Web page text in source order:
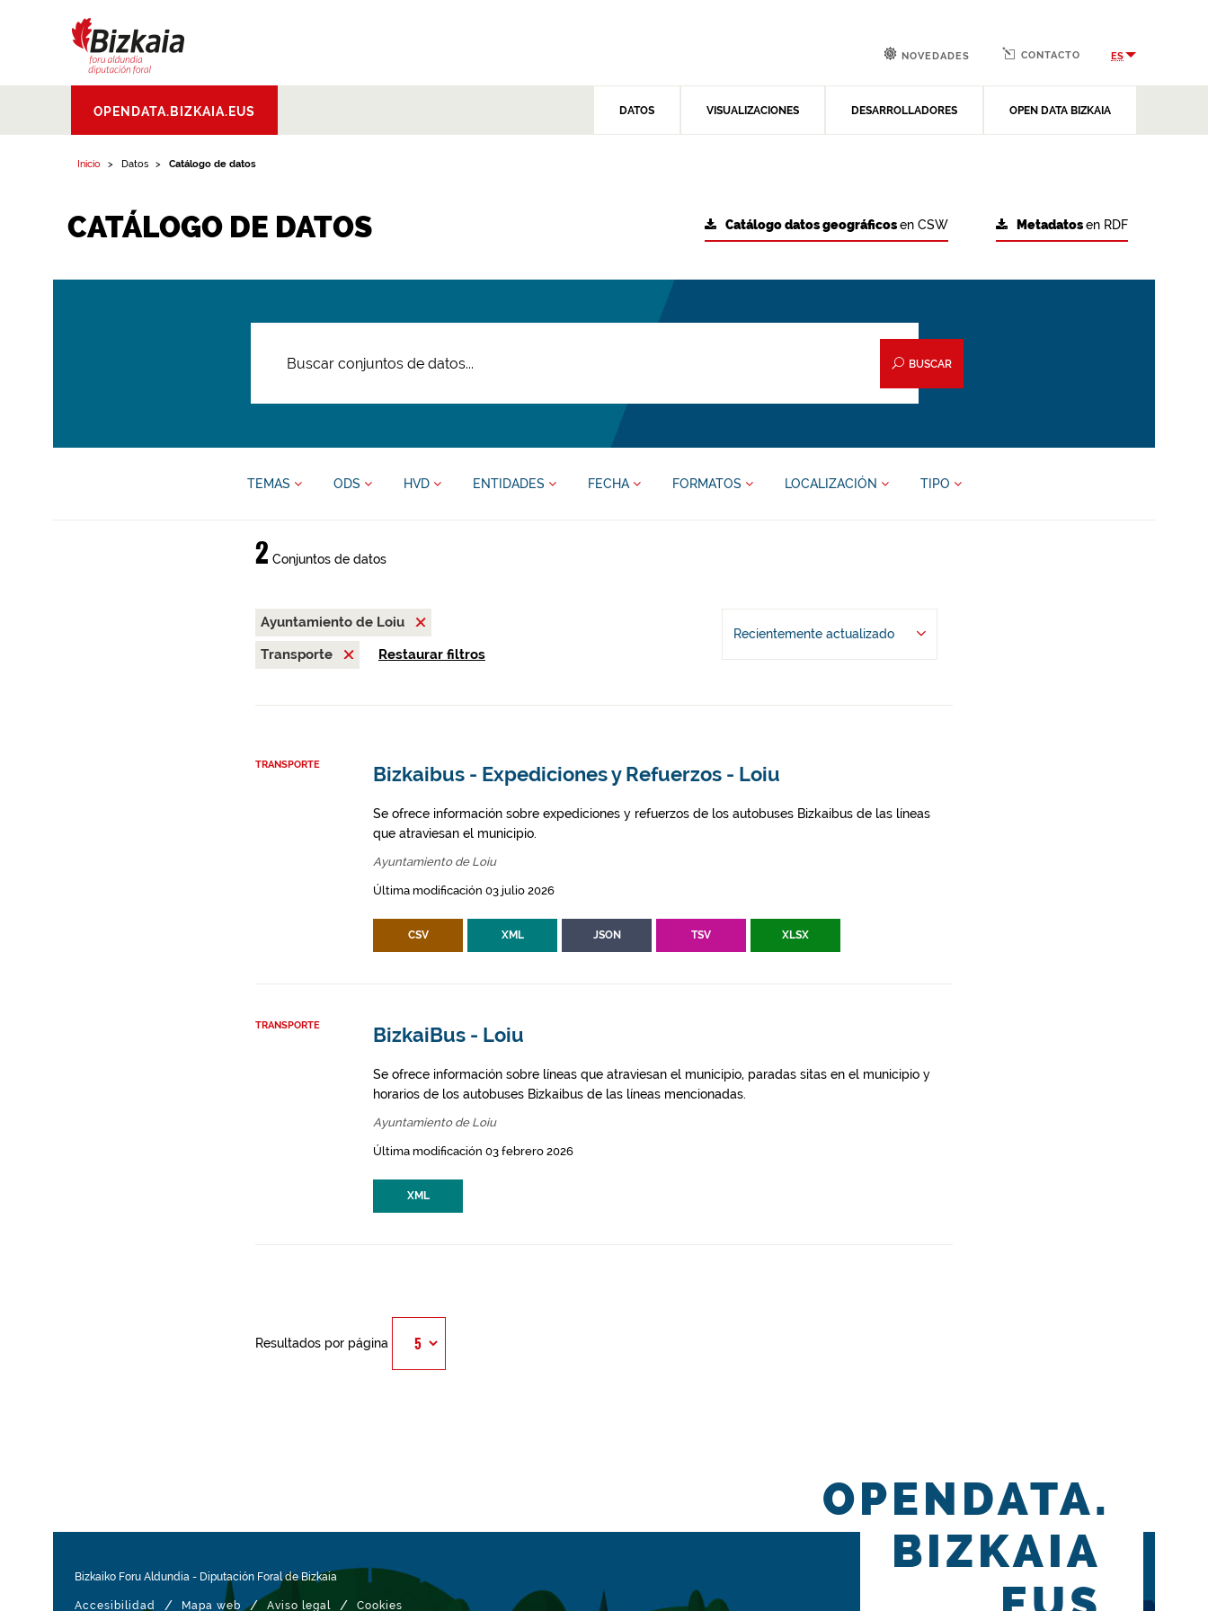
Aldundia.Diputacion
Foral de Bizkaia
OPENDATA.BIZKAIA.EUS DATOS VISUALIZACIONES DESARROLLADORES OPEN DATA BIZKAIA
NOVEDADES CONTACTO ES
Inicio Datos Catálogo de datos
CATÁLOGO DE DATOS Metadatosen RDF
Catálogo datos geográficosen CSW
BUSCAR
TEMAS ODS HVD ENTIDADES FECHA FORMATOS LOCALIZACIÓN TIPO
2 Conjuntos de datos
Ayuntamiento de Loiu
Transporte
Restaurar filtros
Recientemente actualizado
TRANSPORTE Bizkaibus - Expediciones y Refuerzos - Loiu
Se ofrece información sobre expediciones y refuerzos de los autobuses Bizkaibus de las líneas
que atraviesan el municipio.
Ayuntamiento de Loiu
Última modificación 03 julio 2026
CSV XML JSON TSV XLSX
TRANSPORTE BizkaiBus - Loiu
Se ofrece información sobre líneas que atraviesan el municipio, paradas sitas en el municipio y
horarios de los autobuses Bizkaibus de las líneas mencionadas.
Ayuntamiento de Loiu
Última modificación 03 febrero 2026
XML
Resultados por página
Bizkaiko Foru Aldundia - Diputación Foral de Bizkaia
Accesibilidad / Mapa web / Aviso legal / Cookies
OPENDATA.
BIZKAIA